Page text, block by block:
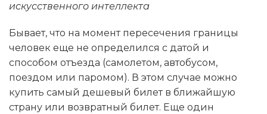
искусственного интеллекта
Бывает, что на момент пересечения границы
человек еще не определился с датой и
способом отъезда (самолетом, автобусом,
поездом или паромом). В этом случае можно
купить самый дешевый билет в ближайшую
страну или возвратный билет. Еще один